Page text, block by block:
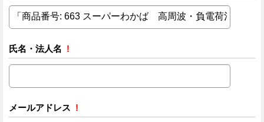
氏名・法人名 !
メールアドレス !